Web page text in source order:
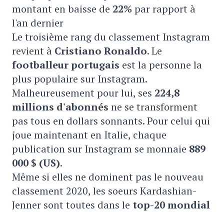
montant en baisse de 22%par rapport à
l'an dernier
Le troisième rang du classement Instagram
revient à Cristiano Ronaldo. Le
footballeur portugais est la personne la
plus populaire sur Instagram.
Malheureusement pour lui, ses 224,8
millions d'abonnés ne se transforment
pas tous en dollars sonnants. Pour celui qui
joue maintenant en Italie, chaque
publication sur Instagram se monnaie 889
000 $ (US).
Même si elles ne dominent pas le nouveau
classement 2020, les soeurs Kardashian-
Jenner sont toutes dans le top-20 mondial